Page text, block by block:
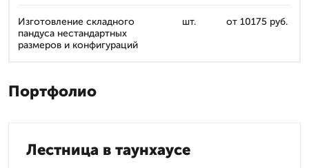
Изготовление складного
пандуса нестандартных
размеров и конфигураций
шт. от 10175 руб.
Портфолио
Лестница в таунхаусе